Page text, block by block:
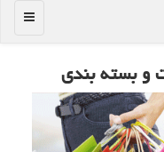
منو
و بسته بندی